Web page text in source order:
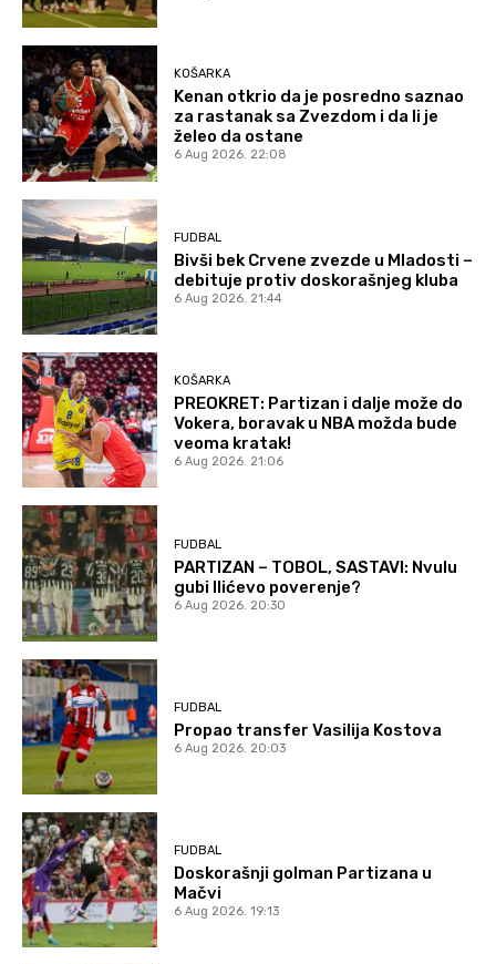
KOŠARKA
Kenan otkrio da je posredno saznao
za rastanak sa Zvezdom i da li je
želeo da ostane
6 Aug 2026. 22:08
FUDBAL
Bivši bek Crvene zvezde u Mladosti –
debituje protiv doskorašnjeg kluba
6 Aug 2026. 21:44
KOŠARKA
PREOKRET: Partizan i dalje može do
Vokera, boravak u NBA možda bude
veoma kratak!
6 Aug 2026. 21:06
FUDBAL
PARTIZAN – TOBOL, SASTAVI: Nvulu
gubi Ilićevo poverenje?
6 Aug 2026. 20:30
FUDBAL
Propao transfer Vasilija Kostova
6 Aug 2026. 20:03
FUDBAL
Doskorašnji golman Partizana u
Mačvi
6 Aug 2026. 19:13